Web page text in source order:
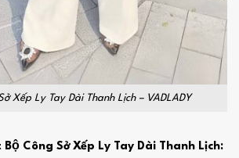
Xếp Ly Tay Dài Thanh Lịch – VADLADY
Công Sở Xếp Ly Tay Dài Thanh Lịch: